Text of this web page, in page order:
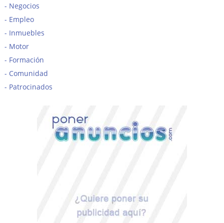
Negocios
Empleo
Inmuebles
Motor
Formación
Comunidad
Patrocinados